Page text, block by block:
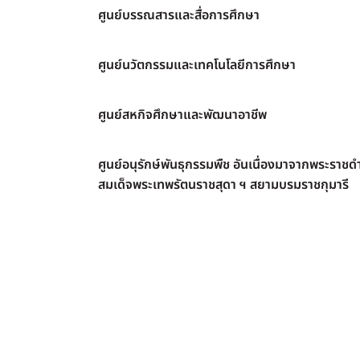
ศูนย์บรรณสารและสื่อการศึกษา
ศูนย์นวัตกรรมและเทคโนโลยีการศึกษา
ศูนย์สหกิจศึกษาและพัฒนาอาชีพ
ศูนย์อนุรักษ์พันธุกรรมพืช อันเนื่องมาจากพระราชด
สมเด็จพระเทพรัตนราชสุดา ฯ สยามบรมราชกุมารี